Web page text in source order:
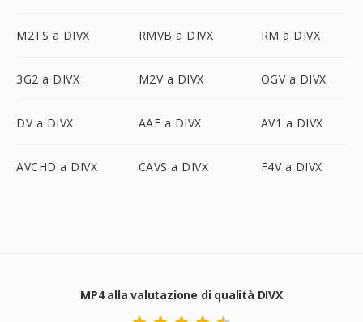
M2TS a DIVX RMVB a DIVX RM a DIVX
3G2 a DIVX M2V a DIVX OGV a DIVX
DV a DIVX AAF a DIVX AV1 a DIVX
AVCHD a DIVX CAVS a DIVX F4V a DIVX
MP4 alla valutazione di qualità DIVX